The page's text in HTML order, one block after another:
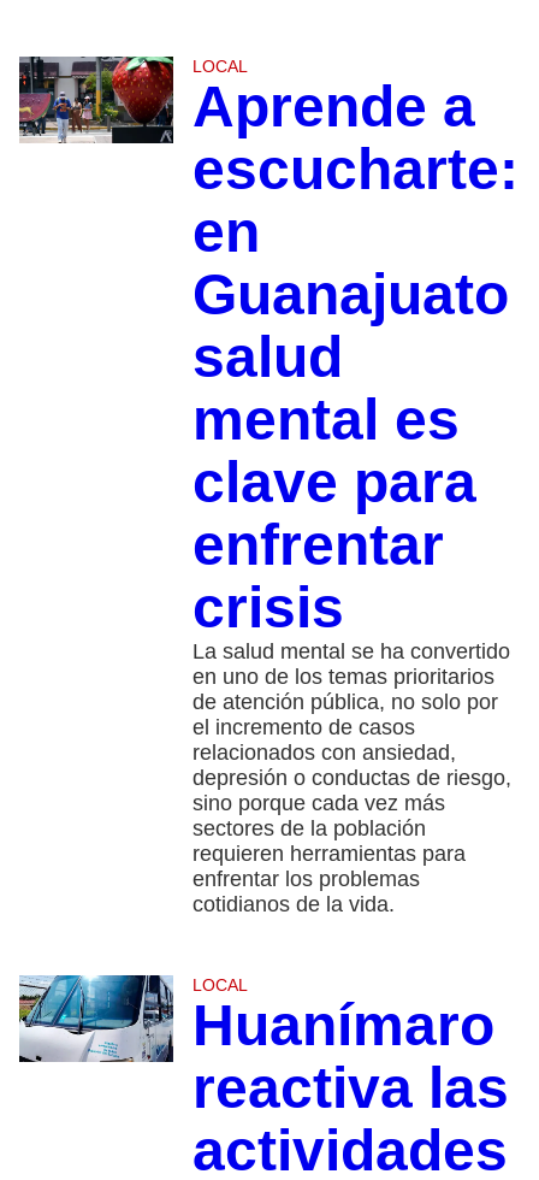
LOCAL
Aprende a
escucharte:
en
Guanajuato
salud
mental es
clave para
enfrentar
crisis
La salud mental se ha convertido
en uno de los temas prioritarios
de atención pública, no solo por
el incremento de casos
relacionados con ansiedad,
depresión o conductas de riesgo,
sino porque cada vez más
sectores de la población
requieren herramientas para
enfrentar los problemas
cotidianos de la vida.
LOCAL
Huanímaro
reactiva las
actividades